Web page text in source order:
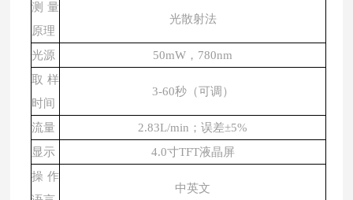
测量
原理
光散射法
光源
50mW，780nm
取样
时间
3-60秒（可调）
流量 2.83L/min ；误差±5%
显示
4.0寸TFT液晶屏
操作
中英文